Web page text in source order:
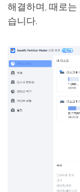
해결하며, 때로
습니다.